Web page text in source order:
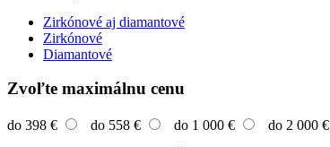
Zirkónové aj diamantové
Zirkónové
Diamantové
Zvoľte maximálnu cenu
do 398 € do 558 € do 1 000 € do 2 000 €